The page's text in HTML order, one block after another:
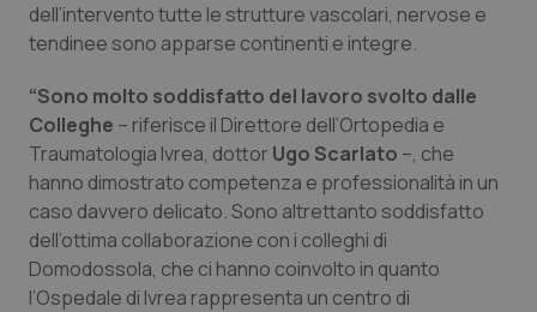
Sicilia
Toscana
Umbria
Valle D’Aosta
Veneto
Neuroscienze & patologie neurodegenerative
Obesità
Oftalmologia
Oncodermatologia
Oncoematologia
dell’intervento tutte le strutture vascolari, nervose e
tendinee sono apparse continenti e integre.
“Sono molto soddisfatto del lavoro svolto dalle
Colleghe – riferisce il Direttore dell’Ortopedia e
Traumatologia Ivrea, dottor Ugo Scarlato –, che
hanno dimostrato competenza e professionalità in un
caso davvero delicato. Sono altrettanto soddisfatto
dell’ottima collaborazione con i colleghi di
Domodossola, che ci hanno coinvolto in quanto
l’Ospedale di Ivrea rappresenta un centro di